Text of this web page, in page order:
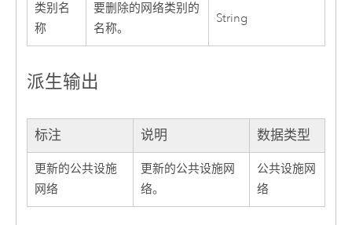
类别名
称
要删除的网络类别的
名称。
String
派生输出
标注 说明 数据类型
更新的公共设施
网络
更新的公共设施网
络。
公共设施网
络